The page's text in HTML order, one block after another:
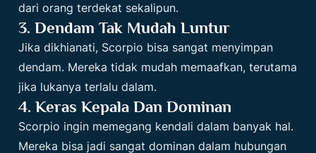
dari orang terdekat sekalipun.
3. Dendam Tak Mudah Luntur
Jika dikhianati, Scorpio bisa sangat menyimpan
dendam. Mereka tidak mudah memaafkan, terutama
jika lukanya terlalu dalam.
4. Keras Kepala Dan Dominan
Scorpio ingin memegang kendali dalam banyak hal.
Mereka bisa jadi sangat dominan dalam hubungan